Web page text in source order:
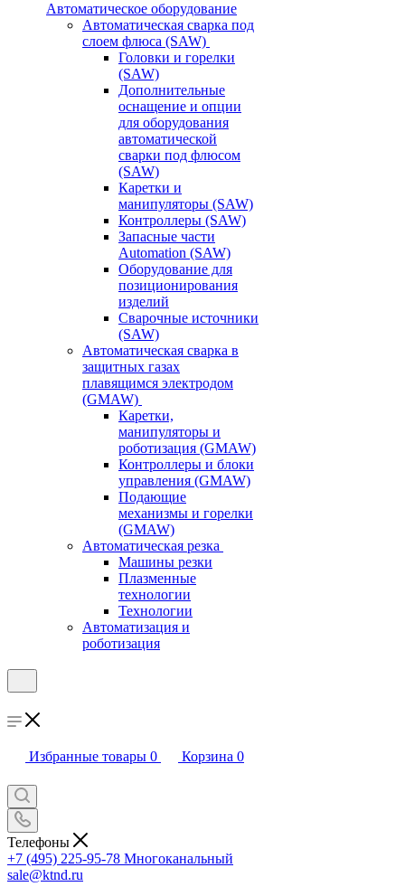
Автоматическое оборудование
Автоматическая сварка под
слоем флюса (SAW)
Головки и горелки
(SAW)
Дополнительные
оснащение и опции
для оборудования
автоматической
сварки под флюсом
(SAW)
Каретки и
манипуляторы (SAW)
Контроллеры (SAW)
Запасные части
Automation (SAW)
Оборудование для
позиционирования
изделий
Сварочные источники
(SAW)
Автоматическая сварка в
защитных газах
плавящимся электродом
(GMAW)
Каретки,
манипуляторы и
роботизация (GMAW)
Контроллеры и блоки
управления (GMAW)
Подающие
механизмы и горелки
(GMAW)
Автоматическая резка
Машины резки
Плазменные
технологии
Технологии
Автоматизация и
роботизация
Избранные товары 0 Корзина 0
Телефоны
+7 (495) 225-95-78 Многоканальный
sale@ktnd.ru